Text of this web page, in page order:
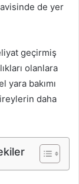
de yer
geçirmiş
olanlara
yara bakımı
daha